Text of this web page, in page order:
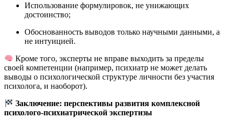
Использование формулировок, не унижающих
достоинство;
Обоснованность выводов только научными данными, а
не интуицией.
Кроме того, эксперты не вправе выходить за пределы
своей компетенции (например, психиатр не может делать
выводы о психологической структуре личности без участия
психолога, и наоборот).
Заключение: перспективы развития комплексной
психолого-психиатрической экспертизы